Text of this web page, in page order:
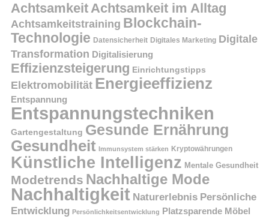
AchtsamkeitAchtsamkeit im Alltag
Achtsamkeitstraining Blockchain-
Technologie Datensicherheit Digitales Marketing Digitale
Transformation Digitalisierung
Effizienzsteigerung Einrichtungstipps
Elektromobilität Energieeffizienz
Entspannung
Entspannungstechniken
Gartengestaltung Gesunde Ernährung
Gesundheit Immunsystem stärken Kryptowährungen
Künstliche Intelligenz Mentale Gesundheit
Modetrends Nachhaltige Mode
Nachhaltigkeit Naturerlebnis Persönliche
Entwicklung Persönlichkeitsentwicklung Platzsparende Möbel